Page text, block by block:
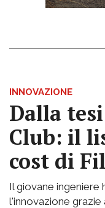
INNOVAZIONE
Dalla
Club: il
cost di
Il giovane ingeniere
l'innovazione grazie